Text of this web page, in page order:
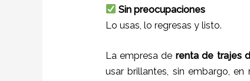
Sin preocupaciones
Lo usas, lo regresas y listo.
La empresa de renta de trajes
usar brillantes, sin embargo,